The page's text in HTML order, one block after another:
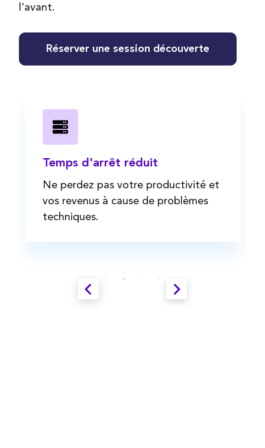
l'avant.
Réserver une session découverte
Temps d'arrêt réduit
Ne perdez pas votre productivité et
vos revenus à cause de problèmes
techniques.